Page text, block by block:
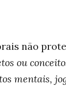
não
ou
mentais,